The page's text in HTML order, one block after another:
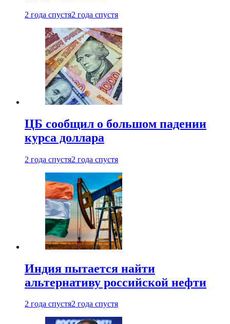
2 года спустя2 года спустя
ЦБ сообщил о большом падении
курса доллара
2 года спустя2 года спустя
Индия пытается найти
альтернативу российской нефти
2 года спустя2 года спустя